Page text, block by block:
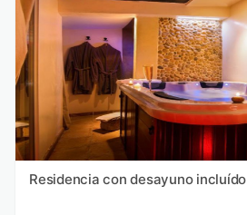
Residencia con desayuno incluído